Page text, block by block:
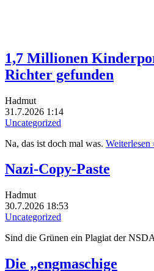
1,7 Millionen
Richter gefunden
Hadmut
31.7.2026 1:14
Uncategorized
Na, das ist doch mal was. Weiterlesen
Nazi-Copy-Paste
Hadmut
30.7.2026 18:53
Uncategorized
Sind die Grünen ein Plagiat der
Die „engmaschige